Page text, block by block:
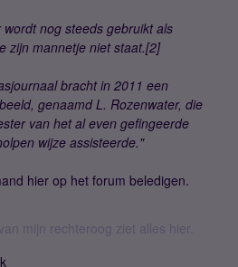
nog steeds gebruikt als
zijn mannetje niet staat.[2]
bracht in 2011 een
genaamd L. Rozenwater, die
van het al even gefingeerde
wijze assisteerde."
hier op het forum beledigen.
mijn rechteroog ziet alles hier.